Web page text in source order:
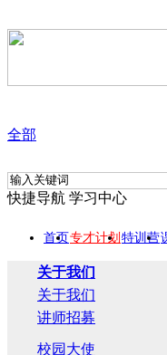
全部
快捷导航 学习中心
首页专才计划 特训营
关于我们
关于我们
讲师招募
校园大使